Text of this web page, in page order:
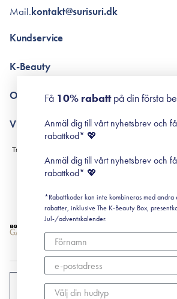
Mail.kontakt@surisuri.dk
Kundservice
Poängshop - frågor och svar
K-Beauty
Retinol för nybörjare
Om Surisuri
Black Friday
Villkor
Leverans & Retur
Köpvillkor
Prenumerationsvillkor
Cookiepolicy
SVERIGE
Få 10% rabattpå din första
Anmäl dig till vårt nyhetsbrev och
rabattkod* 💖
Anmäl dig till vårt nyhetsbrev och
rabattkod* 💖
*Rabattkoder kan inte kombineras med andra
rabatter, inklusive The K-Beauty Box,
Jul-/adventskalender.